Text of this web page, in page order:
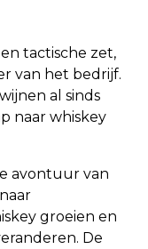
tactische zet,
van het bedrijf.
al sinds
naar whiskey
avontuur van
groeien en
De